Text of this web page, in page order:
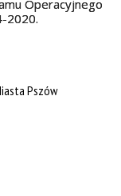
Operacyjnego
2020.
Pszów